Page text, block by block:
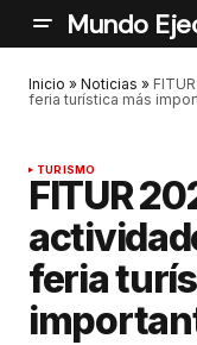
Mundo
Inicio » Noticias »
feria turística más
TURISMO
FITUR
feria